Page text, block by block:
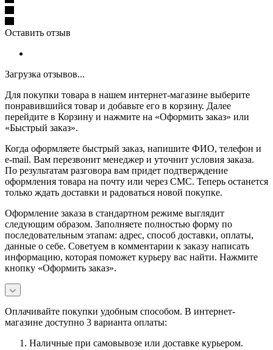
Оставить отзыв
Загрузка отзывов...
Для покупки товара в нашем интернет-магазине выберите
понравившийся товар и добавьте его в корзину. Далее
перейдите в Корзину и нажмите на «Оформить заказ» или
«Быстрый заказ».
Когда оформляете быстрый заказ, напишите ФИО, телефон и
e-mail. Вам перезвонит менеджер и уточнит условия заказа.
По результатам разговора вам придет подтверждение
оформления товара на почту или через СМС. Теперь останется
только ждать доставки и радоваться новой покупке.
Оформление заказа в стандартном режиме выглядит
следующим образом. Заполняете полностью форму по
последовательным этапам: адрес, способ доставки, оплаты,
данные о себе. Советуем в комментарии к заказу написать
информацию, которая поможет курьеру вас найти. Нажмите
кнопку «Оформить заказ».
Оплачивайте покупки удобным способом. В интернет-
магазине доступно 3 варианта оплаты:
Наличные при самовывозе или доставке курьером.